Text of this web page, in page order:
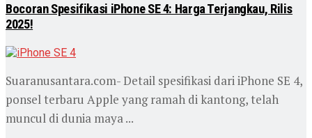
Bocoran Spesifikasi iPhone SE 4: Harga Terjangkau, Rilis
2025!
Suaranusantara.com- Detail spesifikasi dari iPhone SE 4,
ponsel terbaru Apple yang ramah di kantong, telah
muncul di dunia maya ...